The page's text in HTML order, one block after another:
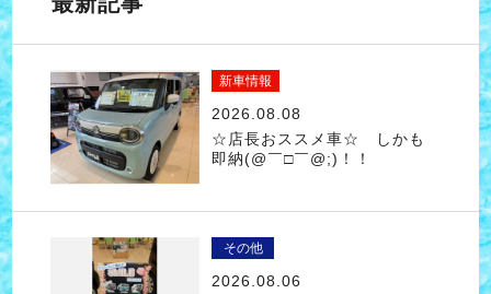
新車情報
2026.08.08
☆店長おススメ車☆ しかも
即納(@￣□￣@;)！！
その他
2026.08.06